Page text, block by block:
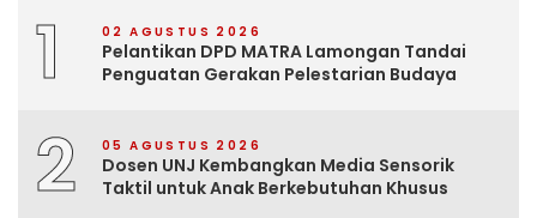
1 02 AGUSTUS 2026
Pelantikan DPD MATRA Lamongan Tandai
Penguatan Gerakan Pelestarian Budaya
2 05 AGUSTUS 2026
Dosen UNJ Kembangkan Media Sensorik
Taktil untuk Anak Berkebutuhan Khusus